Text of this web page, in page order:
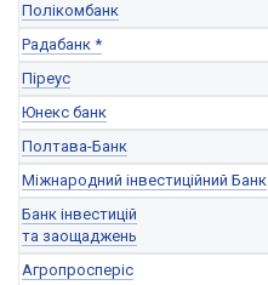
Полікомбанк
Радабанк *
Піреус
Юнекс банк
Полтава-Банк
Міжнародний інвестиційний Банк
Банк інвестицій
та заощаджень
Агропросперіс